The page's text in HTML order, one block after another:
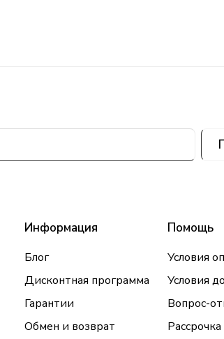
Информация
Блог
Дисконтная программа
Гарантии
Обмен и возврат
Помощь
Условия
Условия
Вопрос-